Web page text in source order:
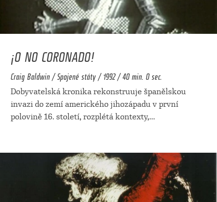
¡O NO CORONADO!
Craig Baldwin / Spojené státy / 1992 / 40 min. 0 sec.
Dobyvatelská kronika rekonstruuje španělskou
invazi do zemí amerického jihozápadu v první
polovině 16. století, rozplétá kontexty,...